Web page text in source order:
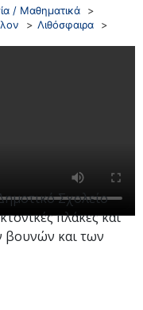
/ Μαθηματικά
Λιθόσφαιρα
Σχολείο
πλάκες και
βουνών και των